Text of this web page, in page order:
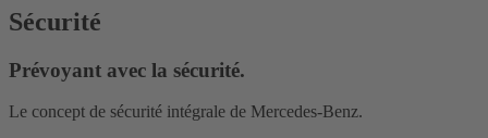
Sécurité
Prévoyant avec la sécurité.
Le concept de sécurité intégrale de Mercedes-Benz.